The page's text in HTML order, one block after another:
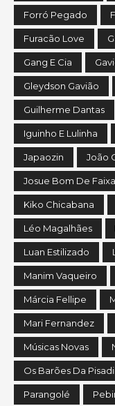
Forró Pegado
Furacão Love
Gang E Cia
Gleydson Gavião
Guilherme Dantas
Iguinho E Lulinha
Japaozin João
Josue Bom De Faixa
Kiko Chicabana
Léo Magalhães
Luan Estilizado
Manim Vaqueiro
Márcia Fellipe
Mari Fernandez
Músicas Novas
Os Barões Da
Parangolé